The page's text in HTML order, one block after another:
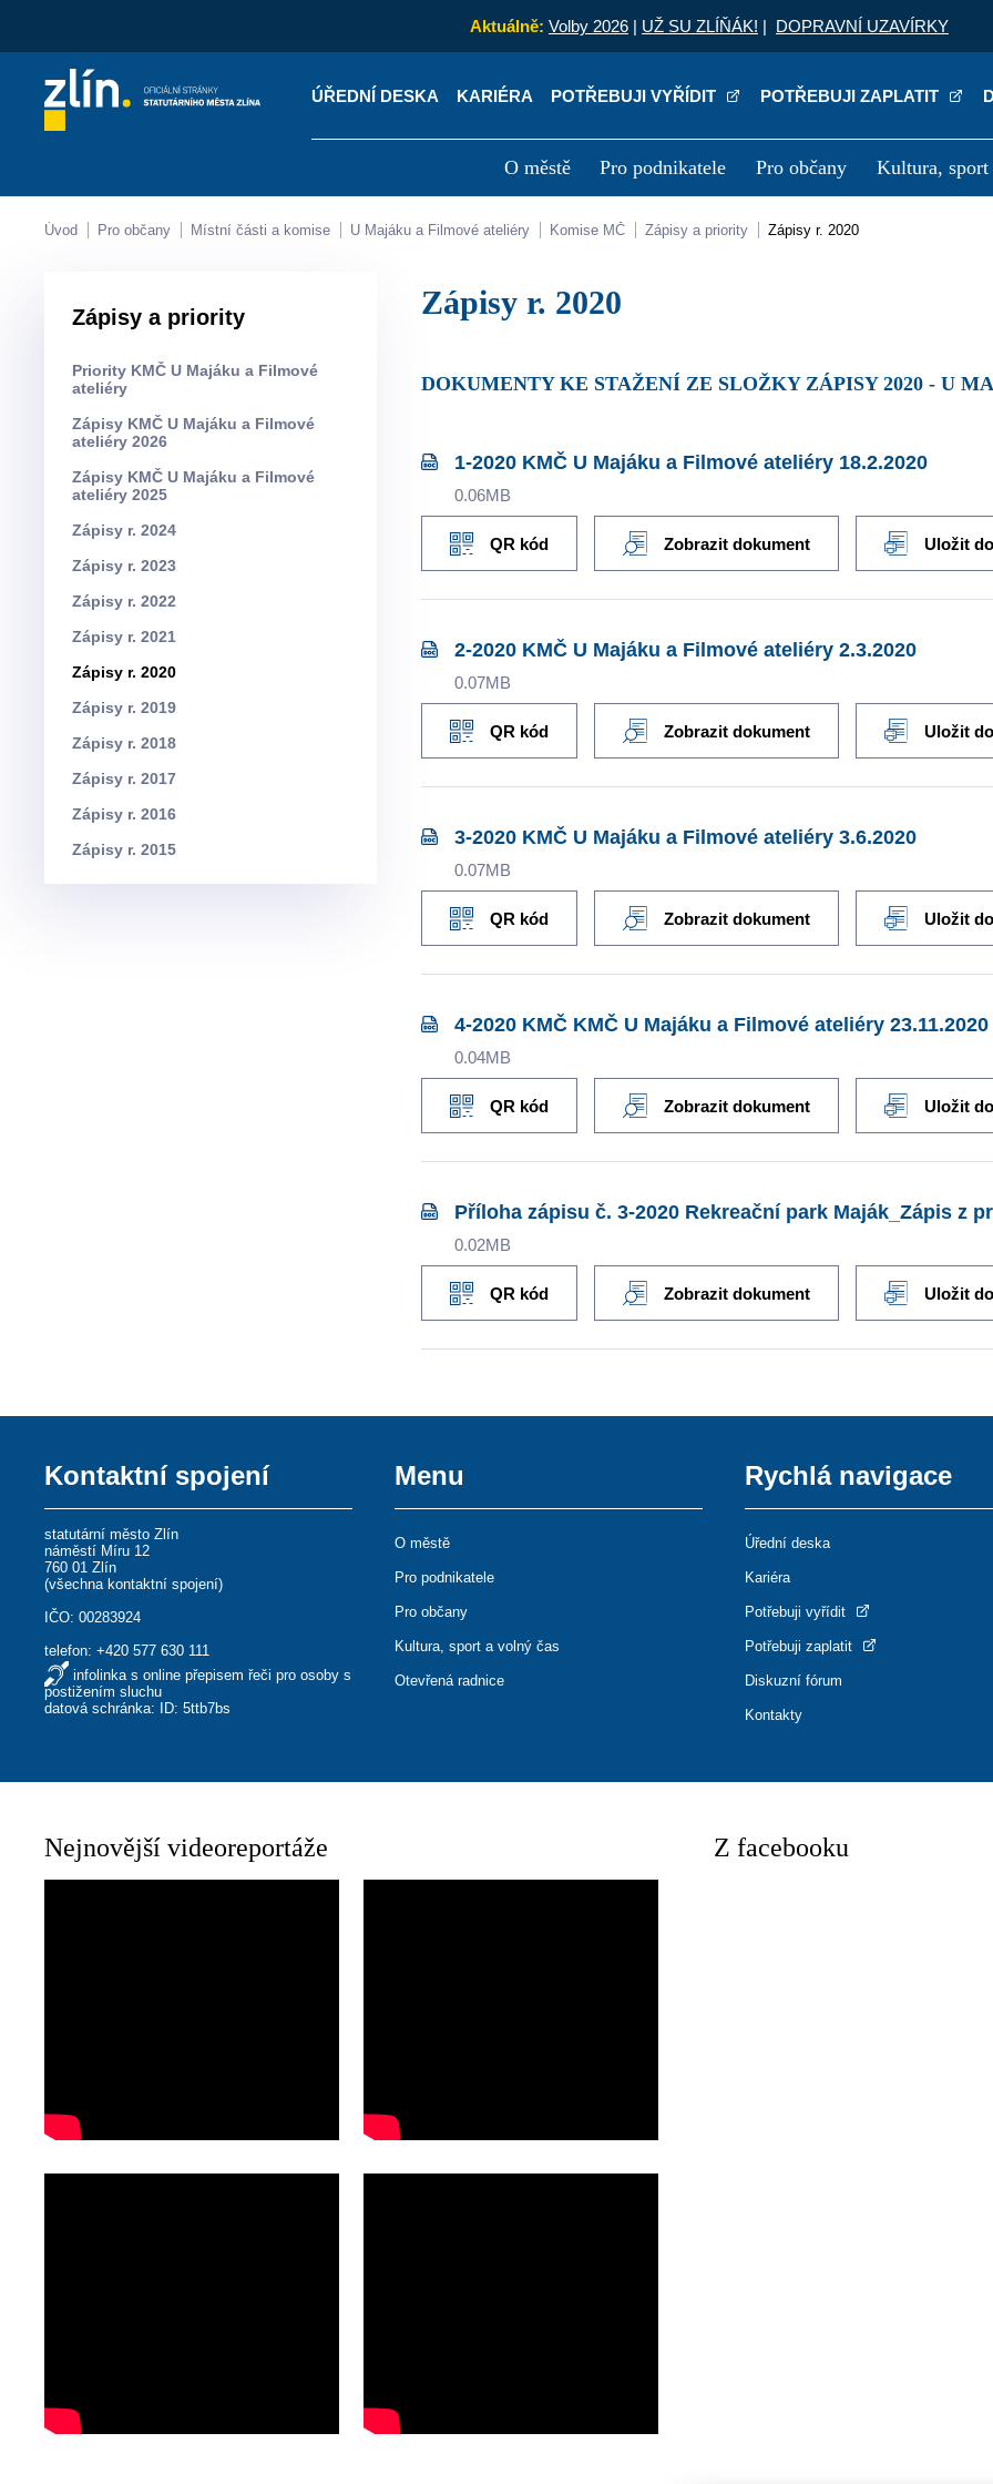
Aktuálně: Volby 2026 | UŽ SU ZLÍŇÁK! | DOPRAVNÍ UZAVÍRKY
ÚŘEDNÍ DESKA KARIÉRA POTŘEBUJI VYŘÍDIT POTŘEBUJI ZAPLATIT
O městě Pro podnikatele Pro občany Kultura, sport
Kontakty Úřední deska Kariéra
Úvod Pro občany Místní části a komise U Majáku a Filmové ateliéry Komise MČ Zápisy a priority Zápisy r. 2020
Zápisy a priority
Priority KMČ U Majáku a Filmové
ateliéry
Zápisy KMČ U Majáku a Filmové
ateliéry 2026
Zápisy KMČ U Majáku a Filmové
ateliéry 2025
Zápisy r. 2024
Zápisy r. 2023
Zápisy r. 2022
Zápisy r. 2021
Zápisy r. 2020
Zápisy r. 2019
Zápisy r. 2018
Zápisy r. 2017
Zápisy r. 2016
Zápisy r. 2015
Zápisy r. 2020
DOKUMENTY KE STAŽENÍ ZE SLOŽKY ZÁPISY 2020 - U
1-2020 KMČ U Majáku a Filmové ateliéry 18.2.2020
0.06MB
QR kód Zobrazit dokument Uložit
2-2020 KMČ U Majáku a Filmové ateliéry 2.3.2020
0.07MB
QR kód Zobrazit dokument Uložit
3-2020 KMČ U Majáku a Filmové ateliéry 3.6.2020
0.07MB
QR kód Zobrazit dokument Uložit
4-2020 KMČ KMČ U Majáku a Filmové ateliéry 23.11.2020
0.04MB
QR kód Zobrazit dokument Uložit
Příloha zápisu č. 3-2020 Rekreační park Maják_Zápis z
0.02MB
QR kód Zobrazit dokument Uložit
Kontaktní spojení
statutární město Zlín
náměstí Míru 12
760 01 Zlín
(všechna kontaktní spojení)
IČO: 00283924
telefon:+420 577 630 111
infolinka s online přepisem řeči pro osoby s
postižením sluchu
datová schránka: ID: 5ttb7bs
Menu
O městě
Pro podnikatele
Pro občany
Kultura, sport a volný čas
Otevřená radnice
Rychlá navigace
Úřední deska
Kariéra
Potřebuji vyřídit
Potřebuji zaplatit
Diskuzní fórum
Kontakty
Nejnovější videoreportáže Z facebooku